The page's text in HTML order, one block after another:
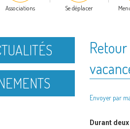
Associations Se déplacer
Envoyer par
Durant